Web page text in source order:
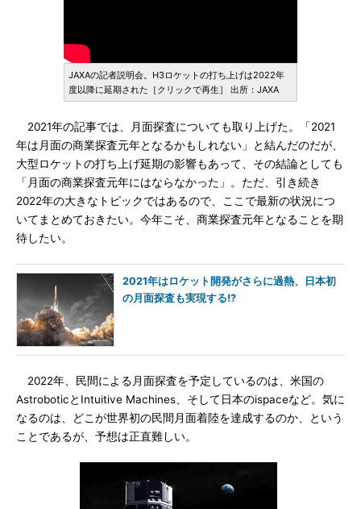
JAXAの記者説明会。H3ロケットの打ち上げは2022年
度以降に延期された［クリックで再生］ 出所：JAXA
2021年の記事では、月面探査についても取り上げた。「2021
年は月面の商業探査元年となるかもしれない」と結んだのだが、
大型ロケットの打ち上げ延期の影響もあって、その結論としても
「月面の商業探査元年にはならなかった」。ただ、引き続き
2022年の大きなトピックではあるので、ここで最新の状況につ
いてまとめておきたい。今年こそ、商業探査元年となることを期
待したい。
2021年はロケット開発がさらに過熱、日本初
の月面探査も実現する!?
2022年、民間による月面探査を予定しているのは、米国の
AstroboticとIntuitive Machines、そして日本のispaceなど。気に
なるのは、どこが世界初の民間月面着陸を達成するのか、という
ことであるが、予想は正直難しい。